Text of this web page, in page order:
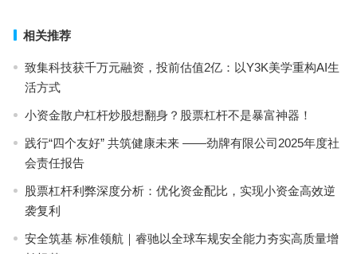
相关推荐
致集科技获千万元融资，投前估值2亿：以Y3K美学重构AI生
活方式
小资金散户杠杆炒股想翻身？股票杠杆不是暴富神器！
践行“四个友好” 共筑健康未来 ——劲牌有限公司2025年度社
会责任报告
股票杠杆利弊深度分析：优化资金配比，实现小资金高效逆
袭复利
安全筑基 标准领航｜睿驰以全球车规安全能力夯实高质量增